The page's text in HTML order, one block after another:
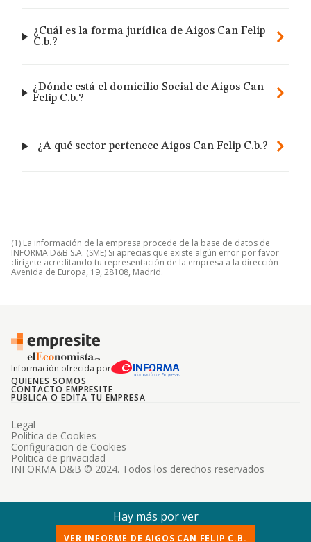
¿Cuál es la forma jurídica de Aigos Can Felip
C.b.?
¿Dónde está el domicilio Social de Aigos Can
Felip C.b.?
¿A qué sector pertenece Aigos Can Felip C.b.?
(1) La información de la empresa procede de la base de datos de
INFORMA D&B S.A. (SME) Si aprecias que existe algún error por favor
dirígete acreditando tu representación de la empresa a la dirección
Avenida de Europa, 19, 28108, Madrid.
Información ofrecida por
QUIENES SOMOS
CONTACTO EMPRESITE
PUBLICA O EDITA TU EMPRESA
INFORMA D&B © 2024. Todos los derechos reservados
Legal
Politica de Cookies
Configuracion de Cookies
Politica de privacidad
Hay más por ver
VER INFORME DE AIGOS CAN FELIP C.B.